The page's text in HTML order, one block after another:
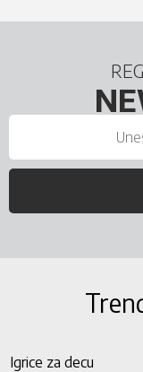
Igrice za decu